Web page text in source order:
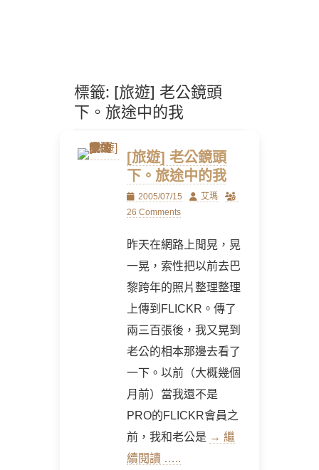
標籤: [旅遊] 老公鏡頭
下。旅途中的我
[旅遊] 老公鏡頭
下。旅途中的我
Posted
on
2005/07/15 Author
艾瑪
26 Comments
昨天在網路上閒晃，晃
一晃，索性把以前去巴
黎跨年的照片整理整理
上傳到FLICKR。傳了
兩三百張後，我又晃到
老公的相本那邊去看了
一下。以前（大概幾個
月前）當我還不是
PRO的FLICKR會員之
前，我和老公是 → 繼
續閱讀 …..